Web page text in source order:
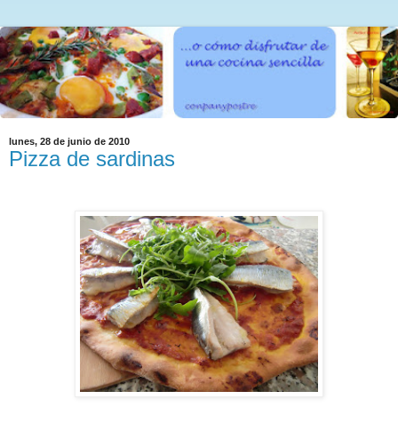
lunes, 28 de junio de 2010
Pizza de sardinas